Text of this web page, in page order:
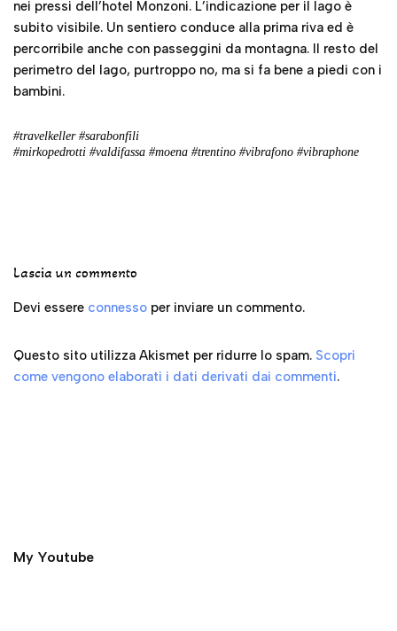
nei pressi dell’hotel Monzoni. L’indicazione per il lago è
subito visibile. Un sentiero conduce alla prima riva ed è
percorribile anche con passeggini da montagna. Il resto del
perimetro del lago, purtroppo no, ma si fa bene a piedi con i
bambini.
#travelkeller #sarabonfili
#mirkopedrotti #valdifassa #moena #trentino #vibrafono #vibraphone
Lascia un commento
Devi essere connesso per inviare un commento.
Questo sito utilizza Akismet per ridurre lo spam. Scopri
come vengono elaborati i dati derivati dai commenti.
My Youtube